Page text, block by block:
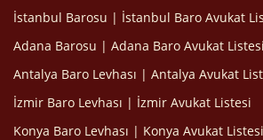
İstanbul Barosu | İstanbul Baro Avukat
Adana Barosu | Adana Baro Avukat Listesi
Antalya Baro Levhası | Antalya Avukat
İzmir Baro Levhası | İzmir Avukat Listesi
Konya Baro Levhası | Konya Avukat Listesi